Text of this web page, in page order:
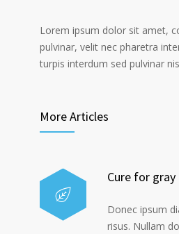
Lorem ipsum dolor sit amet,
pulvinar, velit nec pharetra
turpis interdum sed pulvinar
More Articles
Cure for gray
Donec ipsum
risus. Nullam